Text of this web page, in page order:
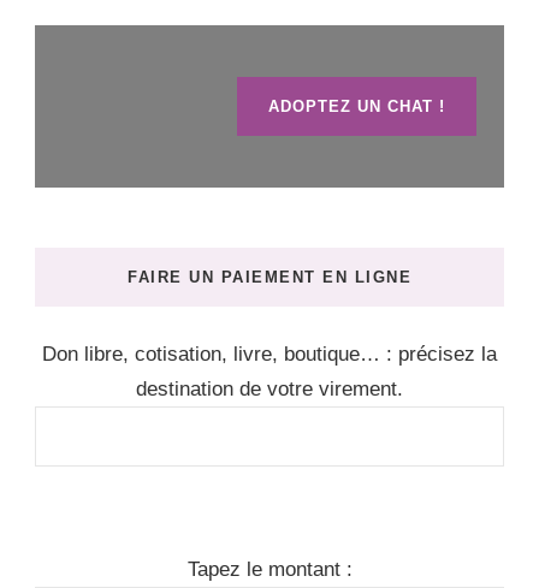
ADOPTEZ UN CHAT !
FAIRE UN PAIEMENT EN LIGNE
Don libre, cotisation, livre, boutique… : précisez la
destination de votre virement.
Tapez le montant :